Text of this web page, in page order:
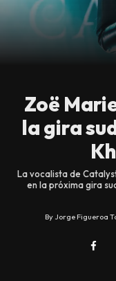
Zoë
la gira
La vocalista de
en la próxima gira
By Jorge Figueroa